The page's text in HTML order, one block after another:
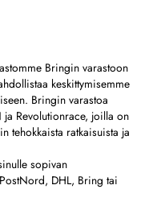
Bringin varastoon
keskittymisemme
Bringin varastoa
ja Revolutionrace, joilla on
tehokkaista ratkaisuista ja
sopivan
DHL, Bring tai